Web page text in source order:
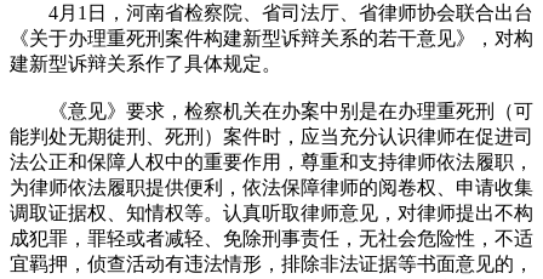
4月1日，河南省检察院、省司法厅、省律师协会联合出台
《关于办理重死刑案件构建新型诉辩关系的若干意见》，对构
建新型诉辩关系作了具体规定。
《意见》要求，检察机关在办案中别是在办理重死刑（可
能判处无期徒刑、死刑）案件时，应当充分认识律师在促进司
法公正和保障人权中的重要作用，尊重和支持律师依法履职，
为律师依法履职提供便利，依法保障律师的阅卷权、申请收集
调取证据权、知情权等。认真听取律师意见，对律师提出不构
成犯罪，罪轻或者减轻、免除刑事责任，无社会危险性，不适
宜羁押，侦查活动有违法情形，排除非法证据等书面意见的，